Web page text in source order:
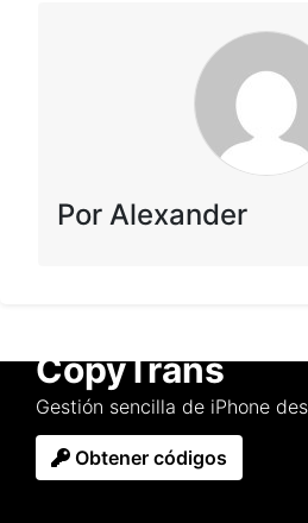
Por Alexander
CopyTrans
Gestión sencilla de iPhone
Obtener códigos